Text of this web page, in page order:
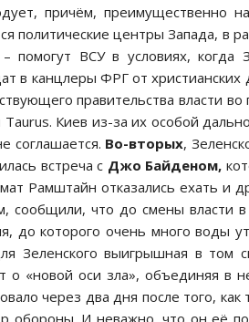
причём, преимущественно
политические центры Запада, в
помогут ВСУ в условиях, когда
в канцлеры ФРГ от
правительства власти во
Taurus. Киев из-за их особой
соглашается. Во-вторых,
встреча с Джо Байденом,
Рамштайн отказались ехать и
сообщили, что до смены власти
до которого очень много воды
Зеленского выигрышная в том
о «новой оси зла», объединяя в
через два дня после того,
обороны. И неважно, что он её